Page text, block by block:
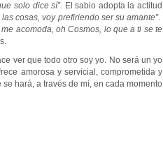
solo dice sí”. El sabio adopta la actitud
las cosas, voy prefiriendo ser su amante”.
me acomoda, oh Cosmos, lo que a ti se te
ver que todo otro soy yo. No será un yo
amorosa y servicial, comprometida y
hará, a través de mí, en cada momento